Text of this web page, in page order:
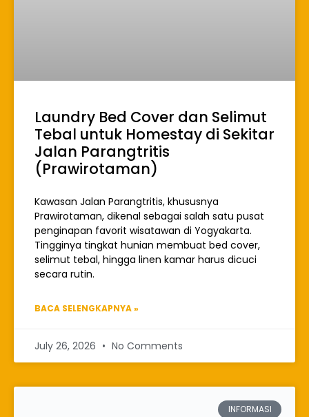
Laundry Bed Cover dan Selimut
Tebal untuk Homestay di Sekitar
Jalan Parangtritis
(Prawirotaman)
Kawasan Jalan Parangtritis, khususnya
Prawirotaman, dikenal sebagai salah satu pusat
penginapan favorit wisatawan di Yogyakarta.
Tingginya tingkat hunian membuat bed cover,
selimut tebal, hingga linen kamar harus dicuci
secara rutin.
BACA SELENGKAPNYA »
July 26, 2026 No Comments
INFORMASI